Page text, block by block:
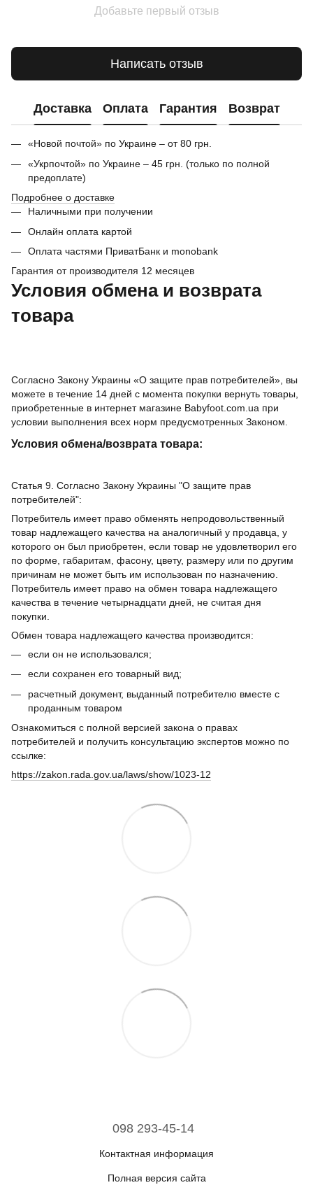
Добавьте первый отзыв
Написать отзыв
Доставка Оплата Гарантия Возврат
«Новой почтой» по Украине – от 80 грн.
«Укрпочтой» по Украине – 45 грн. (только по полной
предоплате)
Подробнее о доставке
Наличными при получении
Онлайн оплата картой
Оплата частями ПриватБанк и monobank
Гарантия от производителя 12 месяцев
Условия обмена и возврата
товара
Согласно Закону Украины «О защите прав потребителей», вы
можете в течение 14 дней с момента покупки вернуть товары,
приобретенные в интернет магазине Babyfoot.com.ua при
условии выполнения всех норм предусмотренных Законом.
Условия обмена/возврата товара:
Статья 9. Согласно Закону Украины "О защите прав
потребителей":
Потребитель имеет право обменять непродовольственный
товар надлежащего качества на аналогичный у продавца, у
которого он был приобретен, если товар не удовлетворил его
по форме, габаритам, фасону, цвету, размеру или по другим
причинам не может быть им использован по назначению.
Потребитель имеет право на обмен товара надлежащего
качества в течение четырнадцати дней, не считая дня
покупки.
Обмен товара надлежащего качества производится:
если он не использовался;
если сохранен его товарный вид;
расчетный документ, выданный потребителю вместе с
проданным товаром
Ознакомиться с полной версией закона о правах
потребителей и получить консультацию экспертов можно по
ссылке:
https://zakon.rada.gov.ua/laws/show/1023-12
098 293-45-14
Контактная информация
Полная версия сайта